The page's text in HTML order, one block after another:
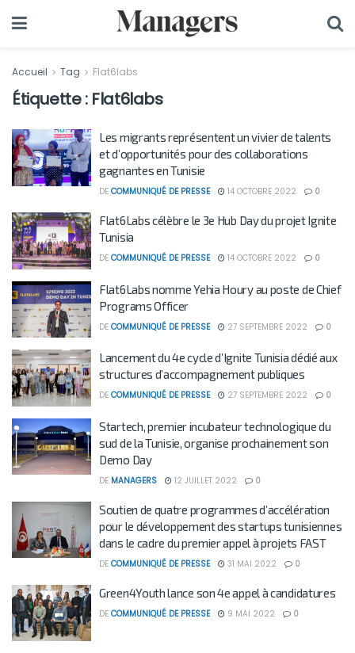
Accueil Tag Flat6labs
Étiquette : Flat6labs
Les migrants représentent un vivier de talents
et d’opportunités pour des collaborations
gagnantes en Tunisie
DE COMMUNIQUÉ DE PRESSE 14 OCTOBRE 2022 0
Flat6Labs célèbre le 3e Hub Day du projet Ignite
Tunisia
DE COMMUNIQUÉ DE PRESSE 14 OCTOBRE 2022 0
Flat6Labs nomme Yehia Houry au poste de Chief
Programs Officer
DE COMMUNIQUÉ DE PRESSE 27 SEPTEMBRE 2022 0
Lancement du 4e cycle d’Ignite Tunisia dédié aux
structures d’accompagnement publiques
DE COMMUNIQUÉ DE PRESSE 27 SEPTEMBRE 2022 0
Startech, premier incubateur technologique du
sud de la Tunisie, organise prochainement son
Demo Day
DE MANAGERS 12 JUILLET 2022 0
Soutien de quatre programmes d’accélération
pour le développement des startups tunisiennes
dans le cadre du premier appel à projets FAST
DE COMMUNIQUÉ DE PRESSE 31 MAI 2022 0
Green4Youth lance son 4e appel à candidatures
DE COMMUNIQUÉ DE PRESSE 9 MAI 2022 0